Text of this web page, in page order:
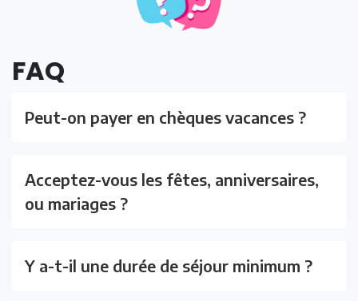
FAQ
Peut-on payer en chèques vacances ?
Acceptez-vous les fêtes, anniversaires,
ou mariages ?
Y a-t-il une durée de séjour minimum ?